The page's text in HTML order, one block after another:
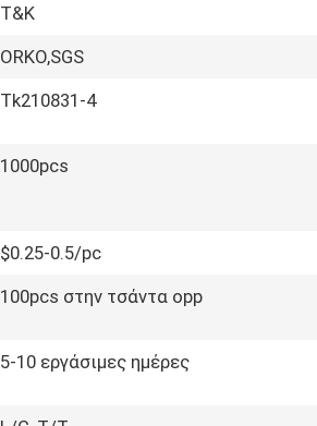
T&K
ORKO,SGS
Tk210831-4
1000pcs
$0.25-0.5/pc
100pcs στην τσάντα opp
5-10 εργάσιμες ημέρες